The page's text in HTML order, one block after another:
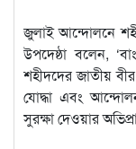
জুলাই আন্দোলনে
উপদেষ্ঠা বলেন,
শহীদদের জাতীয়
যোদ্ধা এবং
সুরক্ষা দেওয়ার